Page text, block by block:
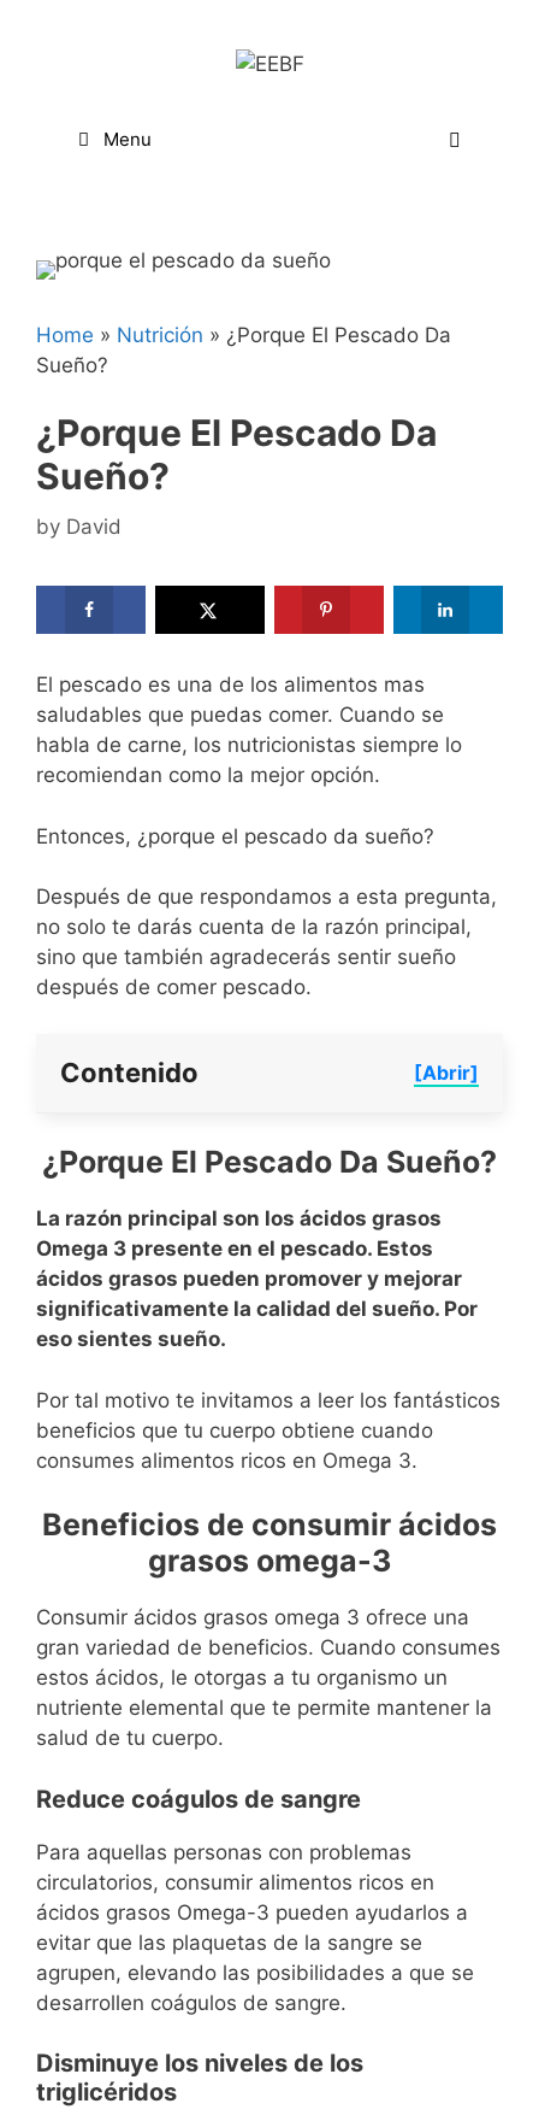
Menu
Home » Nutrición » ¿Porque El Pescado Da
Sueño?
¿Porque El Pescado Da
Sueño?
by David
El pescado es una de los alimentos mas
saludables que puedas comer. Cuando se
habla de carne, los nutricionistas siempre lo
recomiendan como la mejor opción.
Entonces, ¿porque el pescado da sueño?
Después de que respondamos a esta pregunta,
no solo te darás cuenta de la razón principal,
sino que también agradecerás sentir sueño
después de comer pescado.
Contenido [Abrir]
¿Porque El Pescado Da Sueño?
La razón principal son los ácidos grasos
Omega 3 presente en el pescado. Estos
ácidos grasos pueden promover y mejorar
significativamente la calidad del sueño. Por
eso sientes sueño.
Por tal motivo te invitamos a leer los fantásticos
beneficios que tu cuerpo obtiene cuando
consumes alimentos ricos en Omega 3.
Beneficios de consumir ácidos
grasos omega-3
Consumir ácidos grasos omega 3 ofrece una
gran variedad de beneficios. Cuando consumes
estos ácidos, le otorgas a tu organismo un
nutriente elemental que te permite mantener la
salud de tu cuerpo.
Reduce coágulos de sangre
Para aquellas personas con problemas
circulatorios, consumir alimentos ricos en
ácidos grasos Omega-3 pueden ayudarlos a
evitar que las plaquetas de la sangre se
agrupen, elevando las posibilidades a que se
desarrollen coágulos de sangre.
Disminuye los niveles de los
triglicéridos